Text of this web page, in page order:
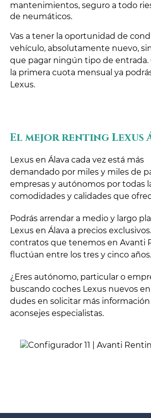
mantenimientos, seguro a todo
de neumáticos.
Vas a tener la oportunidad de
vehículo, absolutamente nuevo,
que pagar ningún tipo de entrada.
la primera cuota mensual ya
Lexus.
El mejor renting Lexus
Lexus en Álava cada vez está más
demandado por miles y miles de
empresas y autónomos por todas
comodidades y calidades que
Podrás arrendar a medio y largo
Lexus en Álava a precios
contratos que tenemos en Avanti
fluctúan entre los tres y cinco años.
¿Eres autónomo, particular o
buscando coches Lexus nuevos en
dudes en solicitar más
aconsejes especialistas.